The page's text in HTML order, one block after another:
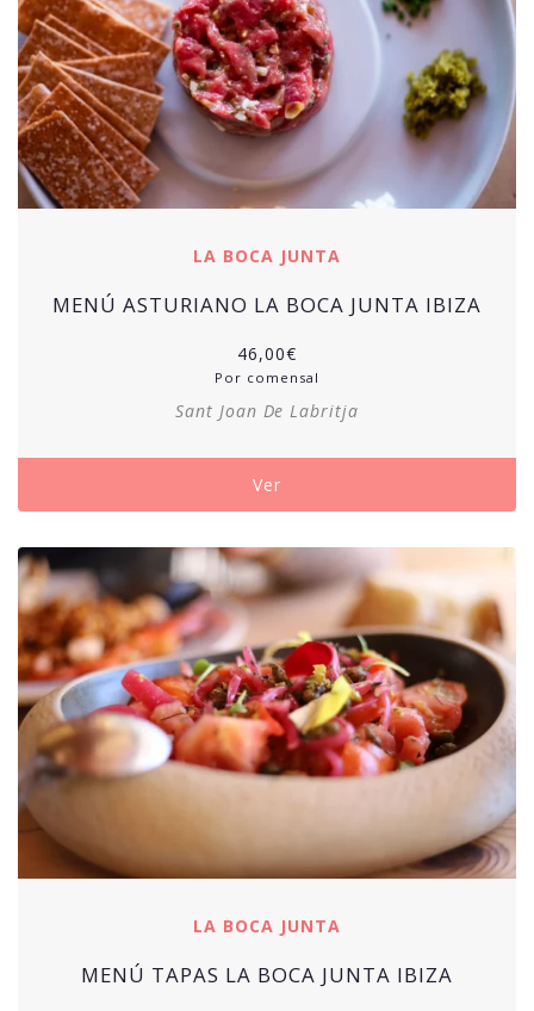
LA BOCA JUNTA
MENÚ ASTURIANO LA BOCA JUNTA IBIZA
46,00€
Por comensal
Sant Joan De Labritja
Ver
LA BOCA JUNTA
MENÚ TAPAS LA BOCA JUNTA IBIZA